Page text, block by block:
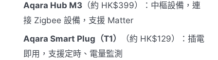
Aqara Hub M3 （約 HK$399）：中樞設備，連
接 Zigbee 設備，支援 Matter
Aqara Smart Plug（T1）
（約 HK$129）：插電
即用，支援定時、電量監測